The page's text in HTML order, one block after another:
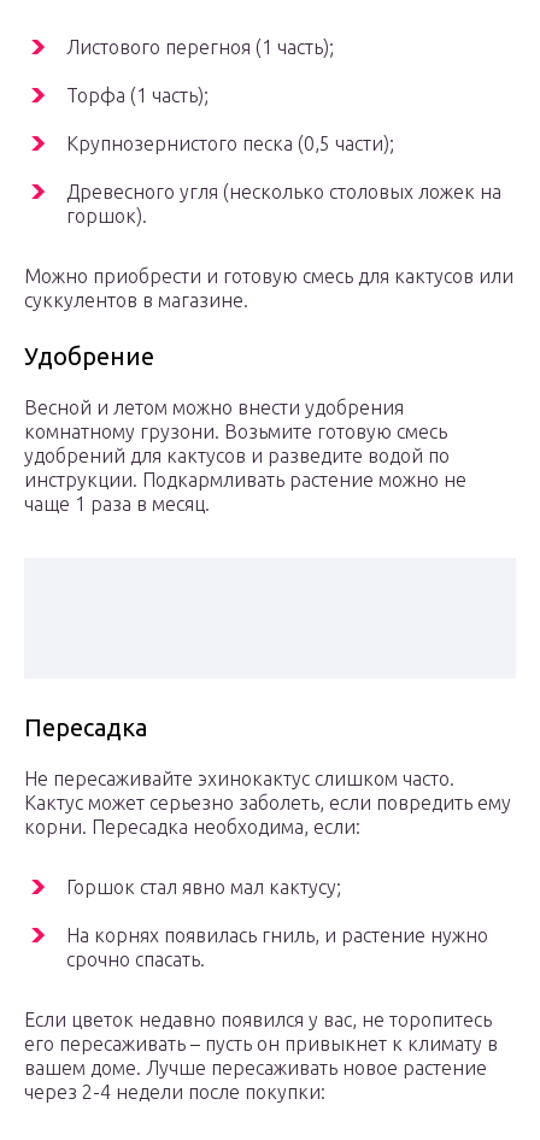
Листового перегноя (1 часть);
Торфа (1 часть);
Крупнозернистого песка (0,5 части);
Древесного угля (несколько столовых ложек на
горшок).
Можно приобрести и готовую смесь для кактусов или
суккулентов в магазине.
Удобрение
Весной и летом можно внести удобрения
комнатному грузони. Возьмите готовую смесь
удобрений для кактусов и разведите водой по
инструкции. Подкармливать растение можно не
чаще 1 раза в месяц.
Пересадка
Не пересаживайте эхинокактус слишком часто.
Кактус может серьезно заболеть, если повредить ему
корни. Пересадка необходима, если:
Горшок стал явно мал кактусу;
На корнях появилась гниль, и растение нужно
срочно спасать.
Если цветок недавно появился у вас, не торопитесь
его пересаживать – пусть он привыкнет к климату в
вашем доме. Лучше пересаживать новое растение
через 2-4 недели после покупки: